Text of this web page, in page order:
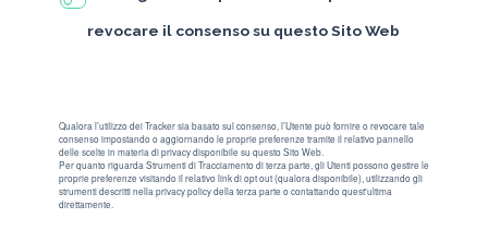
revocare il consenso su questo Sito Web
Qualora l’utilizzo dei Tracker sia basato sul consenso, l’Utente può fornire o revocare tale
consenso impostando o aggiornando le proprie preferenze tramite il relativo pannello
delle scelte in materia di privacy disponibile su questo Sito Web.
Per quanto riguarda Strumenti di Tracciamento di terza parte, gli Utenti possono gestire le
proprie preferenze visitando il relativo link di opt out (qualora disponibile), utilizzando gli
strumenti descritti nella privacy policy della terza parte o contattando quest'ultima
direttamente.